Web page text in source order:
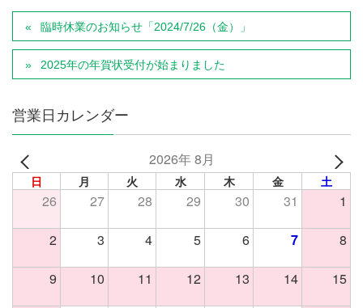
臨時休業のお知らせ「2024/7/26（金）」
2025年の年賀状受付が始まりました
営業日カレンダー
2026年 8月
日 月 火 水 木 金 土
26 27 28 29 30 31 1
2 3 4 5 6 7 8
9 10 11 12 13 14 15